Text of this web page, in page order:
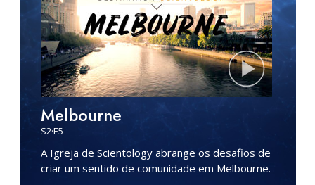
Melbourne
S2·E5
A Igreja de Scientology abrange os desafios de
criar um sentido de comunidade em Melbourne.